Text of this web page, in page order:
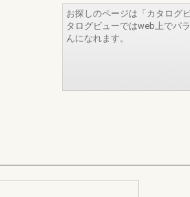
お探しのページは「カタログ
タログビューではweb上でパ
んになれます。